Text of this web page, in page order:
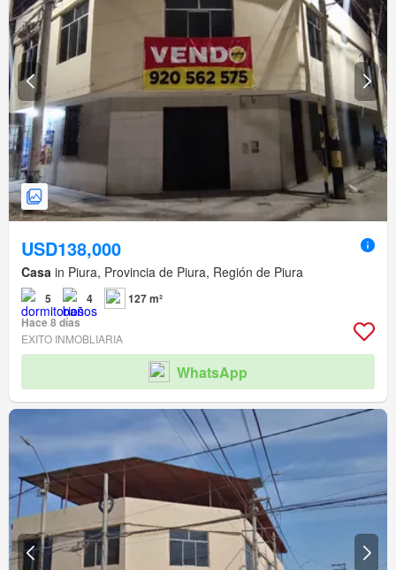
USD138,000
Casa in Piura, Provincia de Piura, Región de Piura
5 4
127 m²
Hace 8 días
EXITO INMOBLIARIA
WhatsApp